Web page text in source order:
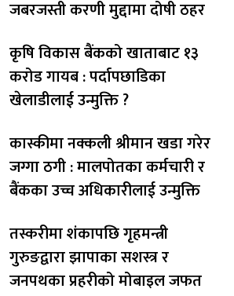
जबरजस्ती करणी मुद्दामा दोषी ठहर
कृषि विकास बैंकको खाताबाट १३
करोड गायब : पर्दापछाडिका
खेलाडीलाई उन्मुक्ति ?
कास्कीमा नक्कली श्रीमान खडा गरेर
जग्गा ठगी : मालपोतका कर्मचारी र
बैंकका उच्च अधिकारीलाई उन्मुक्ति
तस्करीमा शंकापछि गृहमन्त्री
गुरुङद्वारा झापाका सशस्त्र र
जनपथका प्रहरीको मोबाइल जफत